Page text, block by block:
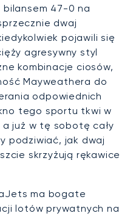
bilansem 47-0 na
dwaj
pojawili się
agresywny styl
kombinacje ciosów,
Mayweathera do
odpowiednich
tego sportu tkwi w
już w tę sobotę cały
podziwiać, jak dwaj
skrzyżują rękawice
ma bogate
lotów prywatnych na